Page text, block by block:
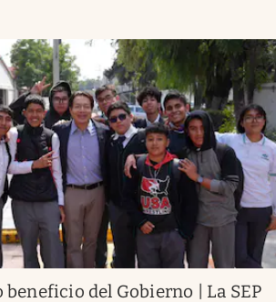
beneficio del Gobierno | La SEP